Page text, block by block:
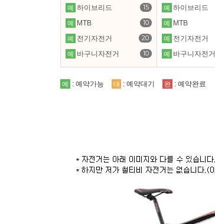
15
예 하이브리드
10
예
MTB
20
예 전기자전거
10
예 바구니자전거
예 하이브리드
예
MTB
예 전기자전거
예 바구니자전거
예 : 예약가능 대 : 예약대기 완 : 예약완료